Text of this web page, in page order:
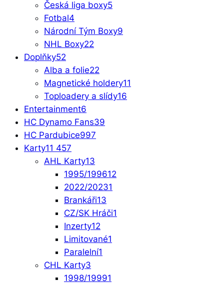
Česká liga boxy5
Fotbal4
Národní Tým Boxy9
NHL Boxy22
Doplňky52
Alba a folie22
Magnetické holdery11
Toploadery a slídy16
Entertainment6
HC Dynamo Fans39
HC Pardubice997
Karty11 457
AHL Karty13
1995/199612
2022/20231
Brankáři13
CZ/SK Hráči1
Inzerty12
Limitované1
Paralelní1
CHL Karty3
1998/19991